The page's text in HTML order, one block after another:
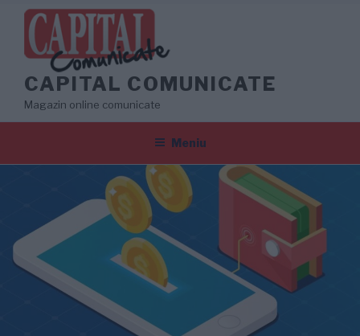
conținut
CAPITAL COMUNICATE
Magazin online comunicate
Meniu